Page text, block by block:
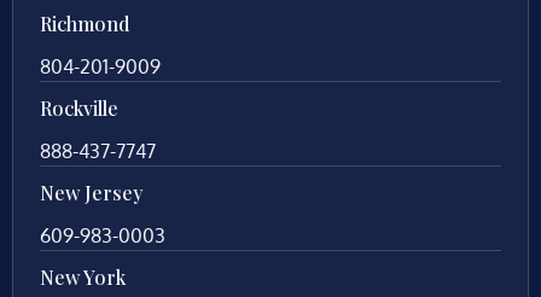
Richmond
804-201-9009
Rockville
888-437-7747
New Jersey
609-983-0003
New York